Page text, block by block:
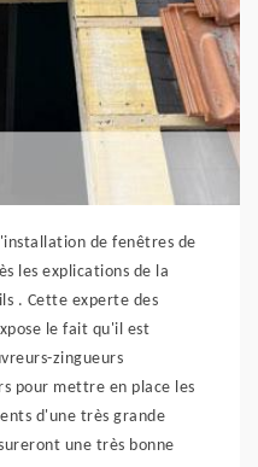
de fenêtres de
les explications de la
. Cette experte des
le fait qu'il est
zingueurs
pour mettre en place les
d'une très grande
une très bonne